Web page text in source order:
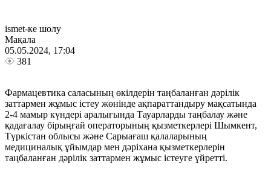
ismet-ке шолу
Мақала
05.05.2024, 17:04
381
Фармацевтика саласының өкілдерін таңбаланған дәрілік
заттармен жұмыс істеу жөнінде ақпараттандыру мақсатында
2-4 мамыр күндері аралығында Тауарларды таңбалау және
қадағалау бірыңғай операторының қызметкерлері Шымкент,
Түркістан облысы және Сарыағаш қалаларының
медициналық ұйымдар мен дәріхана қызметкерлерін
таңбаланған дәрілік заттармен жұмыс істеуге үйретті.